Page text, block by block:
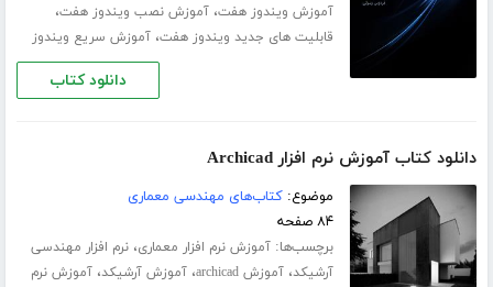
آموزش ویندوز هفت،آموزش نصب ویندوز هفت،
قابلیت های جدید ویندوز هفت،آموزش سریع ویندوز
دانلود کتاب
دانلود کتاب آموزش نرم افزار Archicad
موضوع:کتاب‌های مهندسی معماری
۸۴ صفحه
برچسب‌ها:آموزش نرم افزار معماری،نرم افزار مهندسی
آرشیکد،آموزش archicad ،آموزش آرشیکد،آموزش نرم